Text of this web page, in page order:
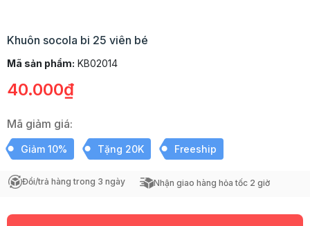
Khuôn socola bi 25 viên bé
Mã sản phẩm: KB02014
40.000₫
Mã giảm giá:
Giảm 10% Tặng 20K Freeship
Đổi/trả hàng trong 3 ngày Nhận giao hàng hỏa tốc 2 giờ